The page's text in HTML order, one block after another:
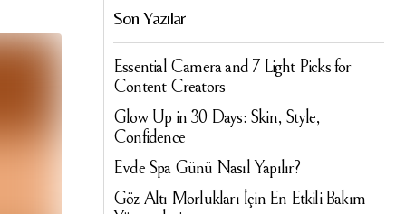
Son Yazılar
Essential Camera and 7 Light Picks for
Content Creators
Glow Up in 30 Days: Skin, Style,
Confidence
Evde Spa Günü Nasıl Yapılır?
Göz Altı Morlukları İçin En Etkili Bakım